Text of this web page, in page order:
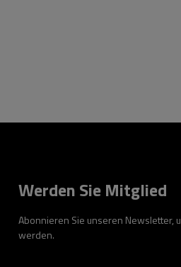
Werden Sie Mitglied
Abonnieren Sie unseren Newsletter,
werden.